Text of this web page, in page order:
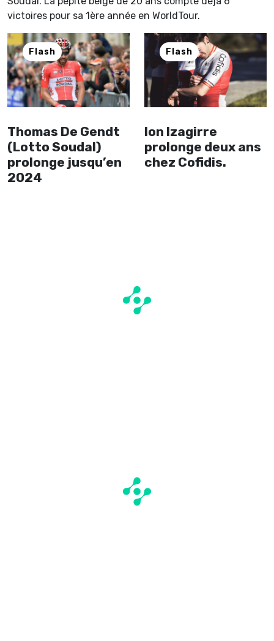
victoires pour sa 1ère année en WorldTour.
Flash
Thomas De Gendt
(Lotto Soudal)
prolonge jusqu’en
2024
Flash
Ion Izagirre
prolonge deux ans
chez Cofidis.